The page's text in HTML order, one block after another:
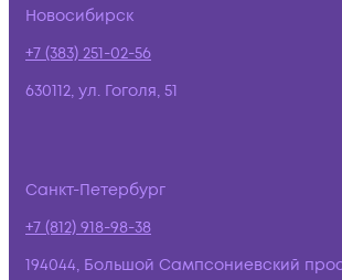
Новосибирск
+7 (383) 251-02-56
630112, ул. Гоголя, 51
Санкт-Петербург
+7 (812) 918-98-38
194044, Большой Сампсониевский